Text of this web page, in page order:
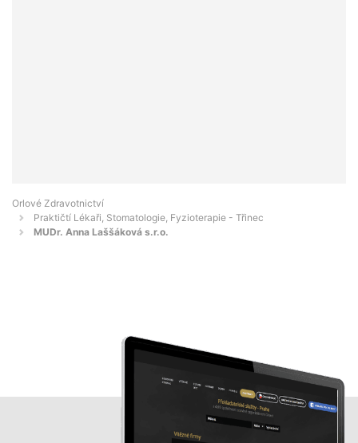
Orlové Zdravotnictví
Praktičtí Lékaři, Stomatologie, Fyzioterapie - Třinec
MUDr. Anna Laššáková s.r.o.